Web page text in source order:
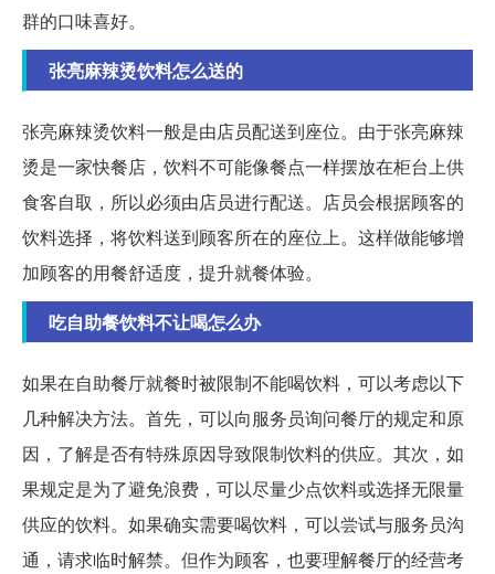
群的口味喜好。
张亮麻辣烫饮料怎么送的
张亮麻辣烫饮料一般是由店员配送到座位。由于张亮麻辣
烫是一家快餐店，饮料不可能像餐点一样摆放在柜台上供
食客自取，所以必须由店员进行配送。店员会根据顾客的
饮料选择，将饮料送到顾客所在的座位上。这样做能够增
加顾客的用餐舒适度，提升就餐体验。
吃自助餐饮料不让喝怎么办
如果在自助餐厅就餐时被限制不能喝饮料，可以考虑以下
几种解决方法。首先，可以向服务员询问餐厅的规定和原
因，了解是否有特殊原因导致限制饮料的供应。其次，如
果规定是为了避免浪费，可以尽量少点饮料或选择无限量
供应的饮料。如果确实需要喝饮料，可以尝试与服务员沟
通，请求临时解禁。但作为顾客，也要理解餐厅的经营考